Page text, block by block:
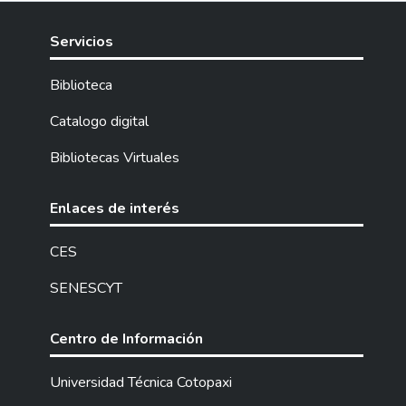
cálculo del costo unitario de los diferentes
las distintas áreas de producción y de todos
los recursos dando como resultado el
lograr una correcta toma de decisiones por
Financieros elaborados de acuerdo a la
reales efectuados durante el periodo
interpretar y analizar la situación actual de la
concreta se utilizó técnicas de investigación
situación de la empresa en cuanto al
Esta investigación fue de gran importancia
inconvenientes que se encontró respecto al
cumplimiento de Normas, ya que muchas
con la Ley y el Reglamento….
Servicios
Biblioteca
Catalogo digital
Bibliotecas Virtuales
Enlaces de interés
CES
SENESCYT
Centro de Información
Universidad Técnica Cotopaxi